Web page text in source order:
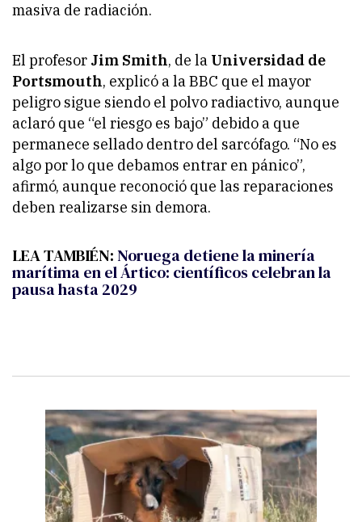
masiva de radiación.
El profesor Jim Smith, de la Universidad de
Portsmouth, explicó a la BBC que el mayor
peligro sigue siendo el polvo radiactivo, aunque
aclaró que “el riesgo es bajo” debido a que
permanece sellado dentro del sarcófago. “No es
algo por lo que debamos entrar en pánico”,
afirmó, aunque reconoció que las reparaciones
deben realizarse sin demora.
LEA TAMBIÉN:Noruega detiene la minería
marítima en el Ártico: científicos celebran la
pausa hasta 2029